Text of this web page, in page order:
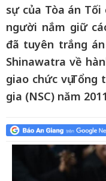
sự của Tòa án
người nắm giữ
đã tuyên trắng
Shinawatra về
giao chức vụ
gia (NSC) năm